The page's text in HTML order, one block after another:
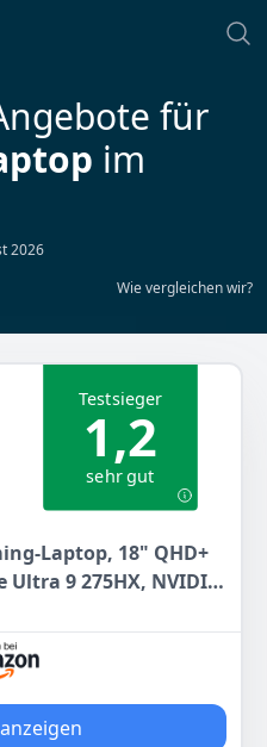
für
im
2026
Wie vergleichen wir?
Testsieger
1,2
sehr gut
Laptop, 18" QHD+
Ultra 9 275HX, NVIDIA
2 TB SSD,
Tastatur, Cosmos